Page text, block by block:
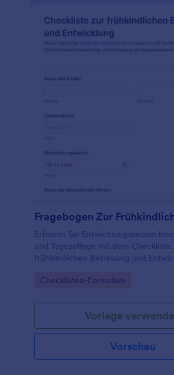
Erfassen Sie
und Tagespflege mit dem Checkliste
frühkindlichen Betreuung und
und Ergebnisse für eine verlässliche
Go to Category:
Checklisten-Formulare
Vorlage
Vorschau